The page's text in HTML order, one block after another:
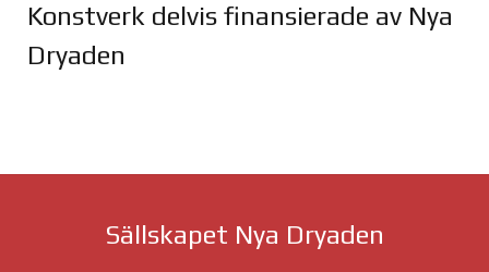
Konstverk delvis finansierade av Nya
Dryaden
Sällskapet Nya Dryaden